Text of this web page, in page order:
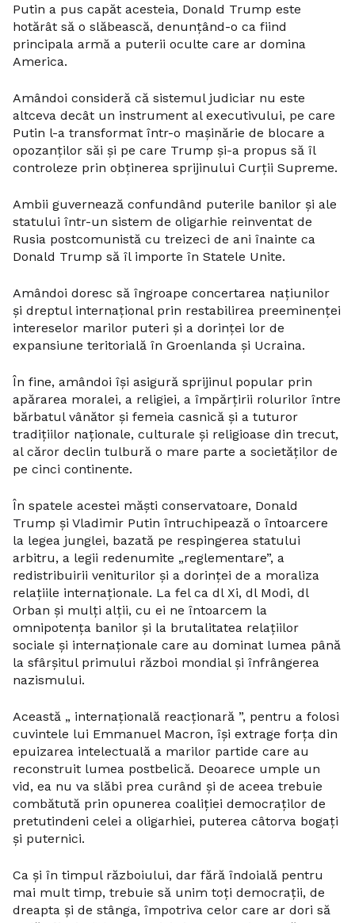
Putin a pus capăt acesteia, Donald Trump este
hotărât să o slăbească, denunțând-o ca fiind
principala armă a puterii oculte care ar domina
America.
Amândoi consideră că sistemul judiciar nu este
altceva decât un instrument al executivului, pe care
Putin l-a transformat într-o mașinărie de blocare a
opozanților săi și pe care Trump și-a propus să îl
controleze prin obținerea sprijinului Curții Supreme.
Ambii guvernează confundând puterile banilor și ale
statului într-un sistem de oligarhie reinventat de
Rusia postcomunistă cu treizeci de ani înainte ca
Donald Trump să îl importe în Statele Unite.
Amândoi doresc să îngroape concertarea națiunilor
și dreptul internațional prin restabilirea preeminenței
intereselor marilor puteri și a dorinței lor de
expansiune teritorială în Groenlanda și Ucraina.
În fine, amândoi își asigură sprijinul popular prin
apărarea moralei, a religiei, a împărțirii rolurilor între
bărbatul vânător și femeia casnică și a tuturor
tradițiilor naționale, culturale și religioase din trecut,
al căror declin tulbură o mare parte a societăților de
pe cinci continente.
În spatele acestei măști conservatoare, Donald
Trump și Vladimir Putin întruchipează o întoarcere
la legea junglei, bazată pe respingerea statului
arbitru, a legii redenumite „reglementare”, a
redistribuirii veniturilor și a dorinței de a moraliza
relațiile internaționale. La fel ca dl Xi, dl Modi, dl
Orban și mulți alții, cu ei ne întoarcem la
omnipotența banilor și la brutalitatea relațiilor
sociale și internaționale care au dominat lumea până
la sfârșitul primului război mondial și înfrângerea
nazismului.
Această „ internațională reacționară ”, pentru a folosi
cuvintele lui Emmanuel Macron, își extrage forța din
epuizarea intelectuală a marilor partide care au
reconstruit lumea postbelică. Deoarece umple un
vid, ea nu va slăbi prea curând și de aceea trebuie
combătută prin opunerea coaliției democraților de
pretutindeni celei a oligarhiei, puterea câtorva bogați
și puternici.
Ca și în timpul războiului, dar fără îndoială pentru
mai mult timp, trebuie să unim toți democrații, de
dreapta și de stânga, împotriva celor care ar dori să